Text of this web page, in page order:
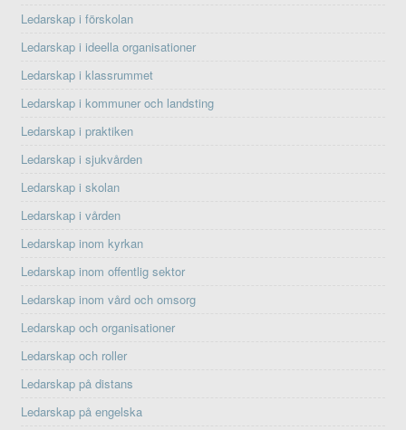
Ledarskap i förskolan
Ledarskap i ideella organisationer
Ledarskap i klassrummet
Ledarskap i kommuner och landsting
Ledarskap i praktiken
Ledarskap i sjukvården
Ledarskap i skolan
Ledarskap i vården
Ledarskap inom kyrkan
Ledarskap inom offentlig sektor
Ledarskap inom vård och omsorg
Ledarskap och organisationer
Ledarskap och roller
Ledarskap på distans
Ledarskap på engelska